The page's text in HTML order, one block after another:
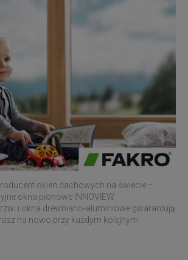
okien dachowych na świecie –
okna pionowe INNOVIEW.
i okna drewniano-aluminiowe gwarantują
na nowo przy każdym kolejnym